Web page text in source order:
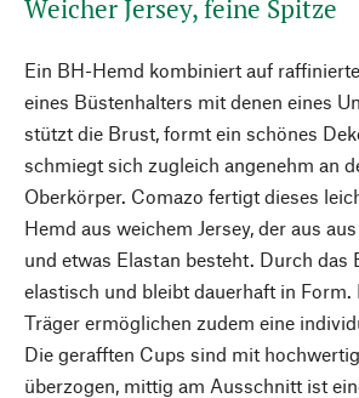
Weicher Jersey, feine Spitze
Ein BH-Hemd kombiniert auf
eines Büstenhalters mit denen eines
stützt die Brust, formt ein schönes
schmiegt sich zugleich angenehm an
Oberkörper. Comazo fertigt dieses
Hemd aus weichem Jersey, der aus
und etwas Elastan besteht. Durch das
elastisch und bleibt dauerhaft in Form.
Träger ermöglichen zudem eine
Die gerafften Cups sind mit
überzogen, mittig am Ausschnitt ist